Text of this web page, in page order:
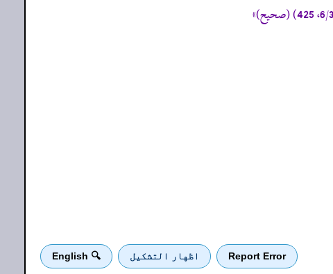
Report Error اظهار التشكيل 🔍 English